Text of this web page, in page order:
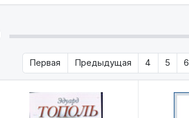
Первая Предыдущая 4 5 6